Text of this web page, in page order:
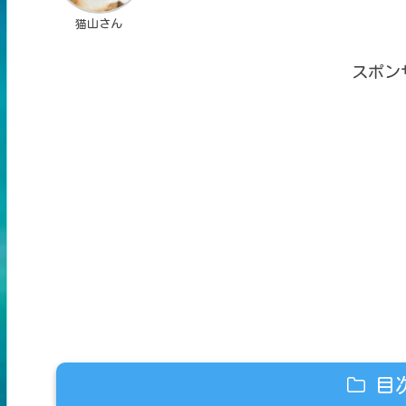
猫山さん
スポン
目